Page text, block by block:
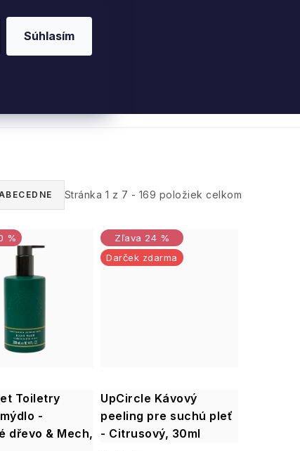
Súhlasím
Stránka 1 z 7 - 169 položiek celkom
Toiletry
-
dřevo & Mech,
%
UpCircle Kávový
peeling pre suchú pleť
- Citrusový, 30ml
24 %
Darček zdarma